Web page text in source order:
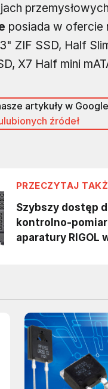
posiada w ofercie
ZIF SSD, Half
X7 Half mini
artykuły w
źródeł